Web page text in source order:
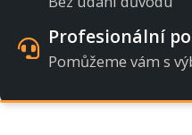
Profesionální
Pomůžeme vám s